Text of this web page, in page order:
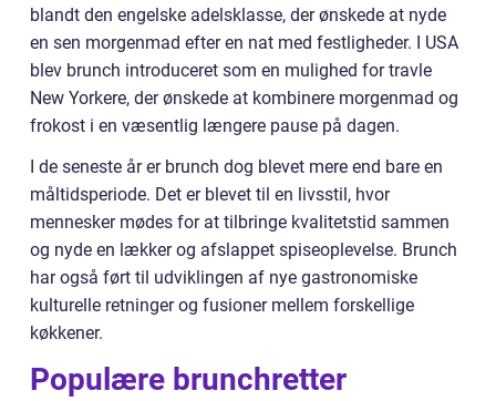
blandt den engelske adelsklasse, der ønskede at nyde
en sen morgenmad efter en nat med festligheder. I USA
blev brunch introduceret som en mulighed for travle
New Yorkere, der ønskede at kombinere morgenmad og
frokost i en væsentlig længere pause på dagen.
I de seneste år er brunch dog blevet mere end bare en
måltidsperiode. Det er blevet til en livsstil, hvor
mennesker mødes for at tilbringe kvalitetstid sammen
og nyde en lækker og afslappet spiseoplevelse. Brunch
har også ført til udviklingen af nye gastronomiske
kulturelle retninger og fusioner mellem forskellige
køkkener.
Populære brunchretter